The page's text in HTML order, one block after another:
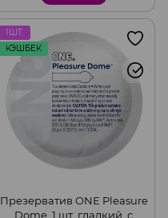
1ШТ.
КЭШБЕК
Презерватив ONE Pleasure
Dome, 1 шт, гладкий, с